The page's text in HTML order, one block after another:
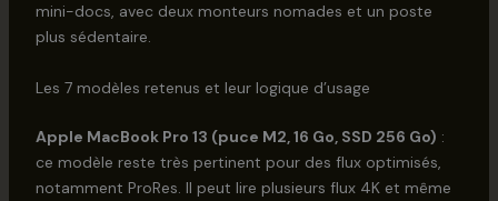
mini-docs, avec deux monteurs nomades et un poste
plus sédentaire.
Les 7 modèles retenus et leur logique d’usage
Apple MacBook Pro 13 (puce M2, 16 Go, SSD 256 Go) :
ce modèle reste très pertinent pour des flux optimisés,
notamment ProRes. Il peut lire plusieurs flux 4K et même